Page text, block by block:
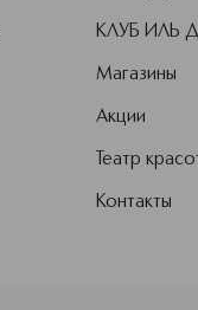
КЛУБ ИЛЬ
Магазины
Акции
Театр
Контакты